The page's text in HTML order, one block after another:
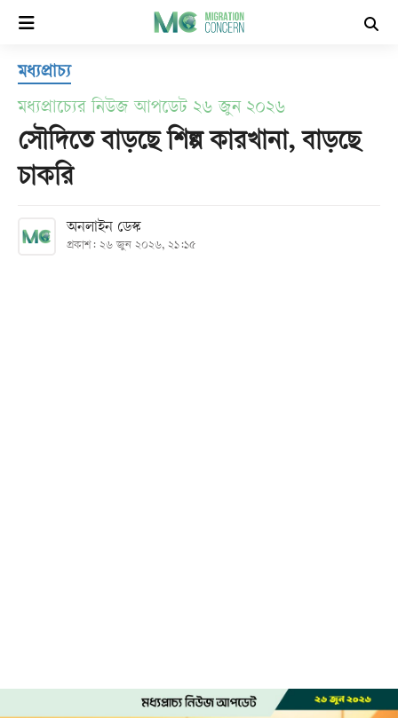
হোম
সর্বশেষ
সব
মধ্যপ্রাচ্য
মধ্যপ্রাচ্যের নিউজ আপডেট ২৬ জুন ২০২৬
সৌদিতে বাড়ছে শিল্প কারখানা, বাড়ছে
চাকরি
অনলাইন ডেস্ক
প্রকাশ: ২৬ জুন ২০২৬, ২১:১৫